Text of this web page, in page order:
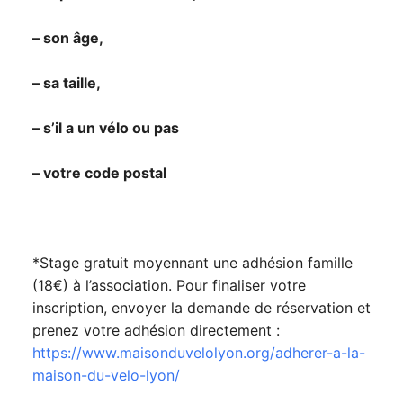
– son âge,
– sa taille,
– s’il a un vélo ou pas
– votre code postal
*Stage gratuit moyennant une adhésion famille
(18€) à l’association. Pour finaliser votre
inscription, envoyer la demande de réservation et
prenez votre adhésion directement :
https://www.maisonduvelolyon.org/adherer-a-la-
maison-du-velo-lyon/